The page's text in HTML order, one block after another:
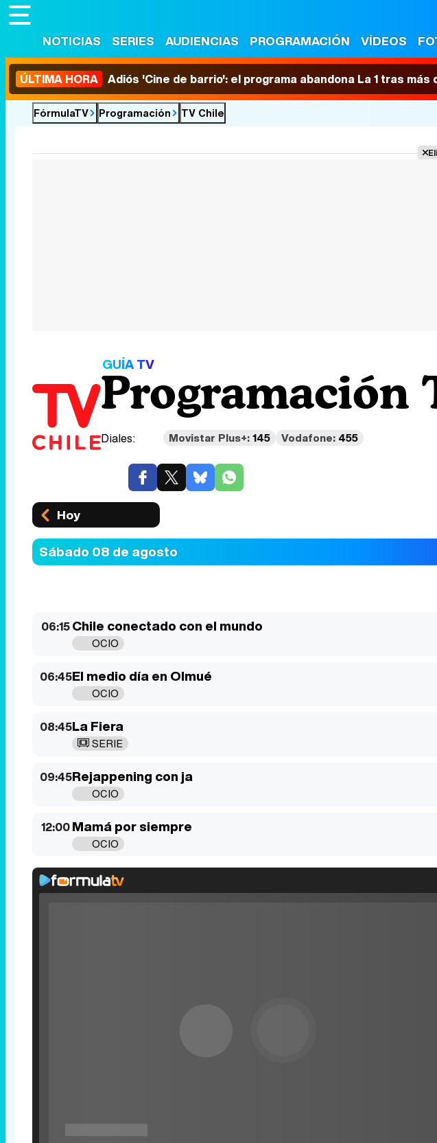
NOTICIAS SERIES AUDIENCIAS PROGRAMACIÓN VÍDEOS
ÚLTIMA HORA Adiós 'Cine de barrio': el programa abandona La 1 tras más
FórmulaTV Programación TV Chile
GUÍA TV
Programación
Diales: Movistar Plus+:145 Vodafone: 455
Hoy
Sábado 08 de agosto
06:15Chile conectado con el mundo
OCIO
06:45El medio día en Olmué
OCIO
08:45La Fiera
SERIE
09:45Rejappening con ja
OCIO
12:00Mamá por siempre
OCIO